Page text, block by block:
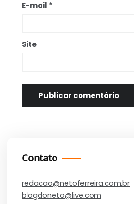
E-mail *
Site
Contato
redacao@netoferreira.com.br
blogdoneto@live.com